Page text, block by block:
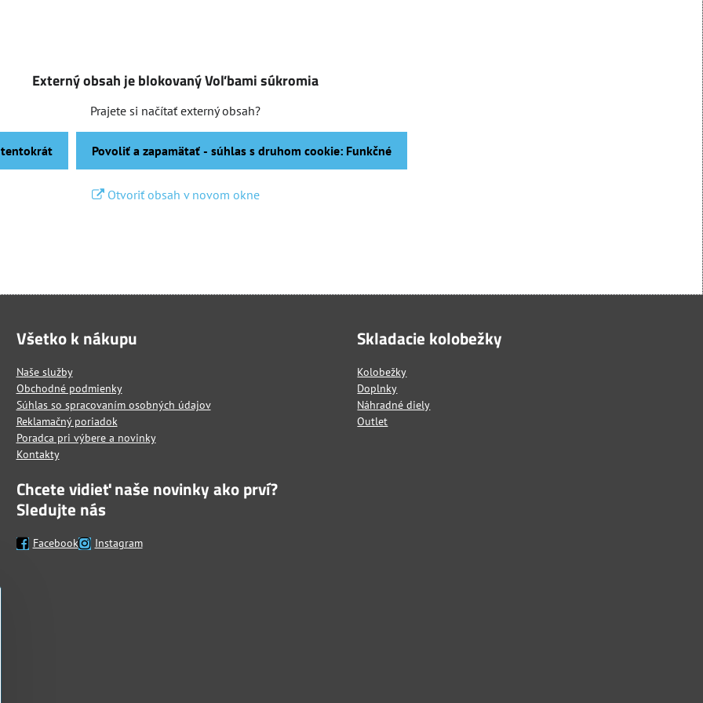
Externý obsah je blokovaný Voľbami súkromia
Prajete si načítať externý obsah?
Povoliť a zapamätať - súhlas s druhom cookie: Funkčné
Otvoriť obsah v novom okne
Všetko k nákupu
Naše služby
Obchodné podmienky
Súhlas so spracovaním osobných údajov
Reklamačný poriadok
Poradca pri výbere a novinky
Kontakty
Chcete vidieť naše novinky ako prví?
Sledujte nás
Facebook Instagram
Skladacie kolobežky
Kolobežky
Doplnky
Náhradné diely
Outlet